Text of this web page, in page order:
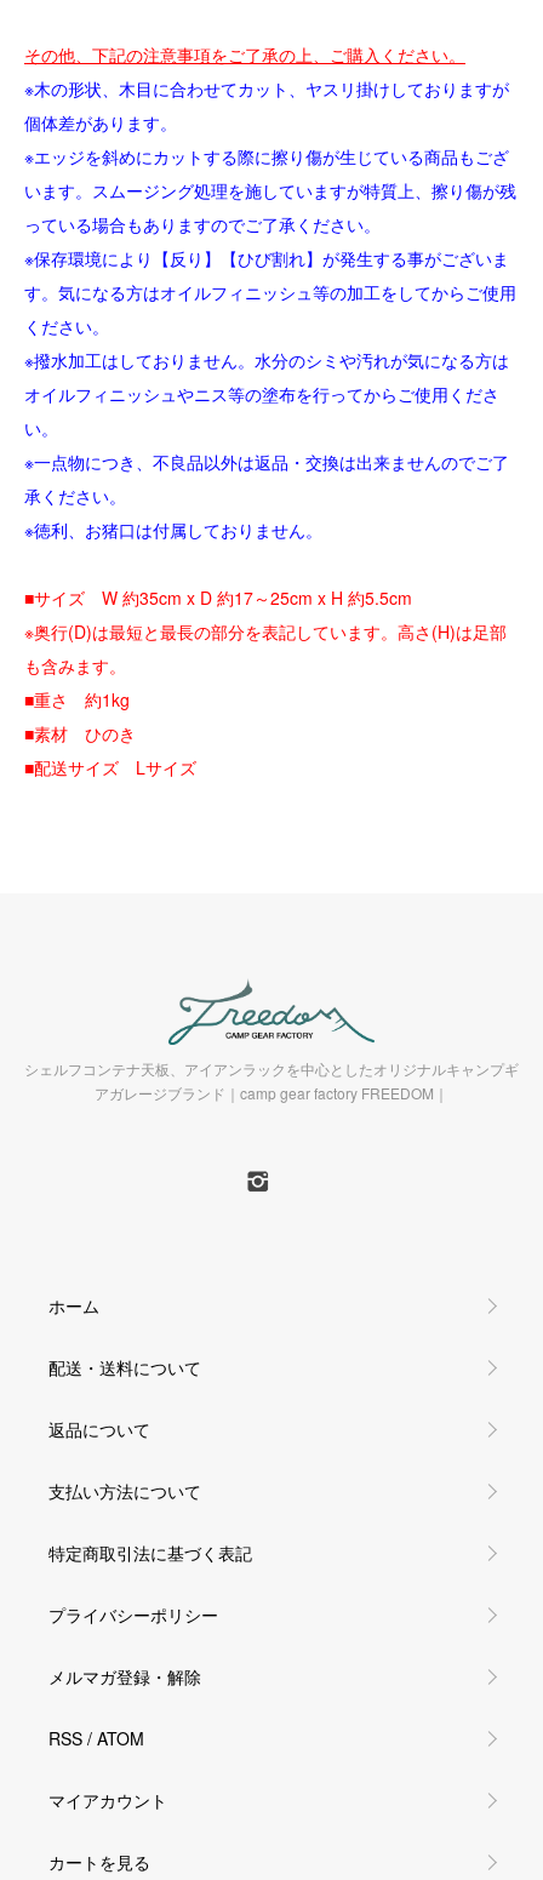
その他、下記の注意事項をご了承の上、ご購入ください。
※木の形状、木目に合わせてカット、ヤスリ掛けしておりますが
個体差があります。
※エッジを斜めにカットする際に擦り傷が生じている商品もござ
います。スムージング処理を施していますが特質上、擦り傷が残
っている場合もありますのでご了承ください。
※保存環境により【反り】【ひび割れ】が発生する事がございま
す。気になる方はオイルフィニッシュ等の加工をしてからご使用
ください。
※撥水加工はしておりません。水分のシミや汚れが気になる方は
オイルフィニッシュやニス等の塗布を行ってからご使用くださ
い。
※一点物につき、不良品以外は返品・交換は出来ませんのでご了
承ください。
※徳利、お猪口は付属しておりません。
■サイズ W 約35cm x D 約17～25cm x H 約5.5cm
※奥行(D)は最短と最長の部分を表記しています。高さ(H)は足部
も含みます。
■重さ 約1kg
■素材 ひのき
■配送サイズ Lサイズ
シェルフコンテナ天板、アイアンラックを中心としたオリジナルキャンプギ
アガレージブランド｜camp gear factory FREEDOM｜
ホーム
配送・送料について
返品について
支払い方法について
特定商取引法に基づく表記
プライバシーポリシー
メルマガ登録・解除
RSS / ATOM
マイアカウント
カートを見る